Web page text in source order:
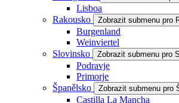
Lisboa
Rakousko
Zobrazit submenu pro
Burgenland
Weinviertel
Slovinsko
Zobrazit submenu pro
Podravje
Primorje
Španělsko
Zobrazit submenu pro
Castilla La Mancha